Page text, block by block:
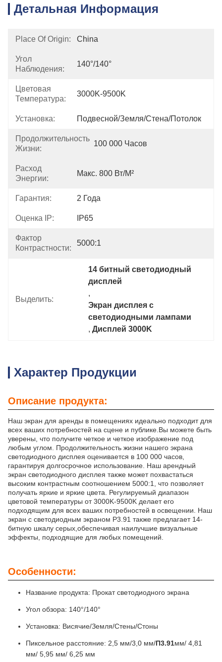
Детальная Информация
Place Of Origin: China
Угол
Наблюдения:
140°/140°
Цветовая
Температура:
3000K-9500K
Установка: Подвесной/земля/стена/потолок
Продолжительность
Жизни:
100 000 Часов
Расход
Энергии:
Макс. 800 Вт/м²
Гарантия: 2 Года
Оценка IP: IP65
Фактор
Контрастности:
5000:1
Выделить:
14 битный светодиодный
дисплей
,
Экран дисплея с
светодиодными лампами
, Дисплей 3000K
Характер Продукции
Описание продукта:
Наш экран для аренды в помещениях идеально подходит для
всех ваших потребностей на сцене и публике.Вы можете быть
уверены, что получите четкое и четкое изображение под
любым углом. Продолжительность жизни нашего экрана
светодиодного дисплея оценивается в 100 000 часов,
гарантируя долгосрочное использование. Наш арендный
экран светодиодного дисплея также может похвастаться
высоким контрастным соотношением 5000:1, что позволяет
получать яркие и яркие цвета. Регулируемый диапазон
цветовой температуры от 3000K-9500K делает его
подходящим для всех ваших потребностей в освещении. Наш
экран с светодиодным экраном P3.91 также предлагает 14-
битную шкалу серых,обеспечивая наилучшие визуальные
эффекты, подходящие для любых помещений.
Особенности:
Название продукта: Прокат светодиодного экрана
Угол обзора: 140°/140°
Установка: Висячие/Земля/Стены/Стоны
Пиксельное расстояние: 2,5 мм/3,0 мм/П3.91мм/ 4,81
мм/ 5,95 мм/ 6,25 мм